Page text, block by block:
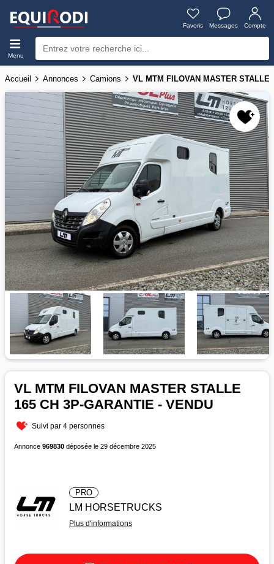
Favoris Messages Compte
Menu
Accueil Annonces Camions VL MTM FILOVAN MASTER STALLE
VL MTM FILOVAN MASTER STALLE
165 CH 3P-GARANTIE - VENDU
Suivi par 4 personnes
Annonce 969830 déposée le 29 décembre 2025
PRO
LM HORSETRUCKS
Plus d'informations